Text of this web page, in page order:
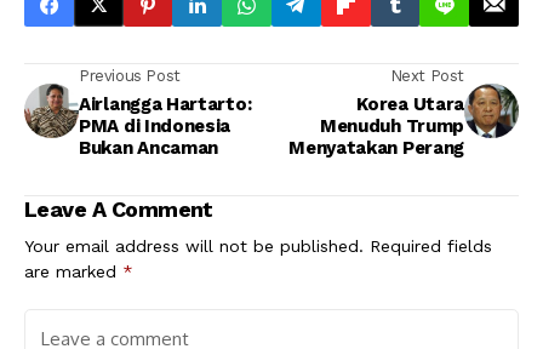
Previous Post
Airlangga Hartarto:
PMA di Indonesia
Bukan Ancaman
Next Post
Korea Utara
Menuduh Trump
Menyatakan Perang
Leave A Comment
Your email address will not be published. Required fields
are marked *